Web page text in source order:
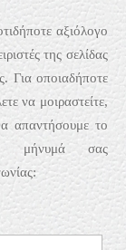
αξιόλογο
της σελίδας
Για οποιαδήποτε
να μοιραστείτε,
απαντήσουμε το
μήνυμά σας